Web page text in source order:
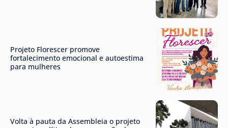
Projeto Florescer promove
fortalecimento emocional e autoestima
para mulheres
Volta à pauta da Assembleia o projeto